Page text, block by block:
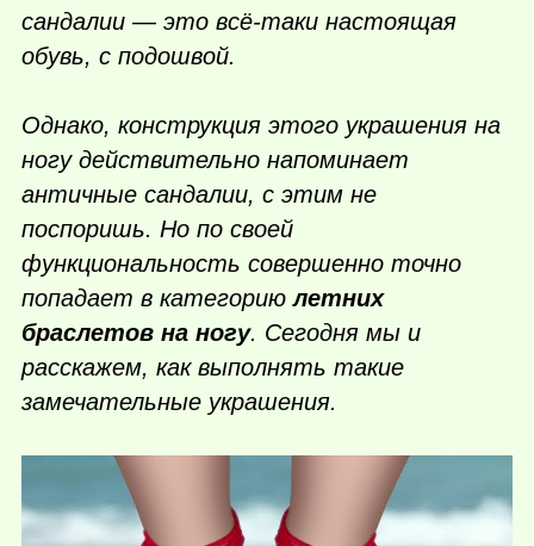
сандалии — это всё-таки настоящая
обувь, с подошвой.
Однако, конструкция этого украшения на
ногу действительно напоминает
античные сандалии, с этим не
поспоришь. Но по своей
функциональность совершенно точно
попадает в категориюлетних
браслетов на ногу. Сегодня мы и
расскажем, как выполнять такие
замечательные украшения.